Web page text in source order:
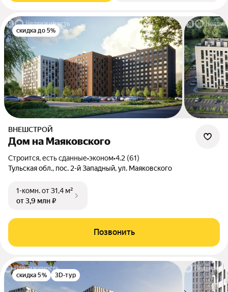
скидка до 5%
ВНЕШСТРОЙ
Дом на Маяковского
Строится, есть сданные•эконом•4.2 (61)
Тульская обл., пос. 2-й Западный, ул. Маяковского
1-комн.от 31,4 м²
от 3,9 млн ₽
Позвонить
скидка 5% 3D-тур